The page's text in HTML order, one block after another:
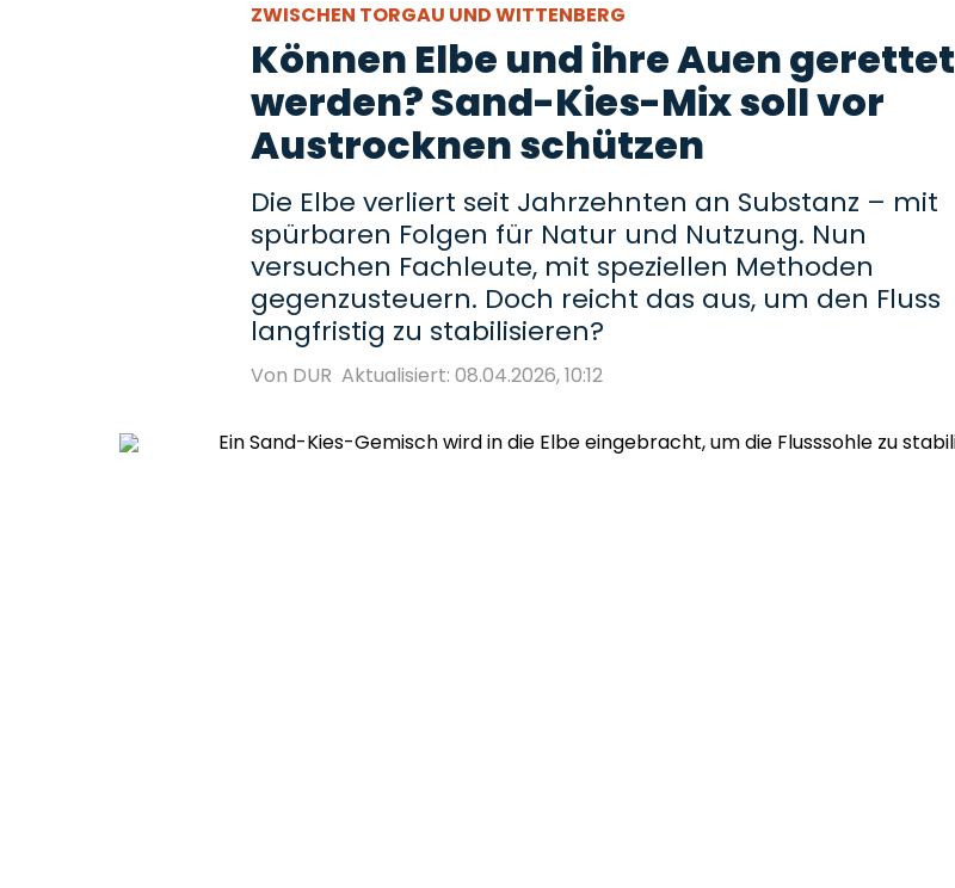
ZWISCHEN TORGAU UND WITTENBERG
Können Elbe und ihre Auen gerettet
werden? Sand-Kies-Mix soll vor
Austrocknen schützen
Die Elbe verliert seit Jahrzehnten an Substanz – mit
spürbaren Folgen für Natur und Nutzung. Nun
versuchen Fachleute, mit speziellen Methoden
gegenzusteuern. Doch reicht das aus, um den Fluss
langfristig zu stabilisieren?
Von DUR Aktualisiert: 08.04.2026, 10:12